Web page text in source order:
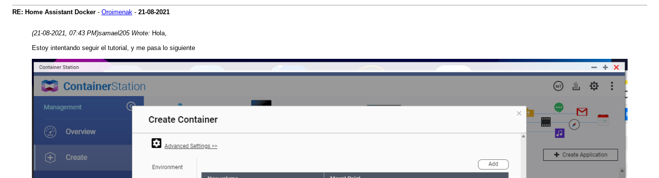
RE: Home Assistant Docker- Oroimenak- 21-08-2021
(21-08-2021, 07:43 PM)samael205 Wrote: Hola,
Estoy intentando seguir el tutorial, y me pasa lo siguiente